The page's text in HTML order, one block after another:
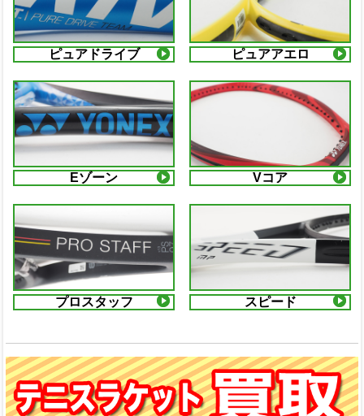
ピュアドライブ ピュアアエロ
Eゾーン Vコア
プロスタッフ スピード